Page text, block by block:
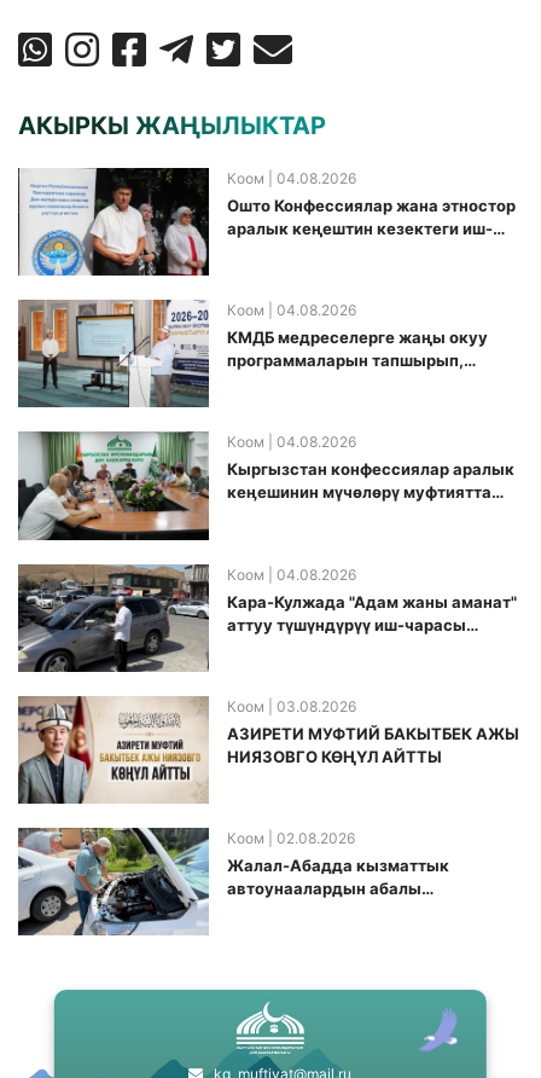
АКЫРКЫ ЖАҢЫЛЫКТАР
Коом | 04.08.2026
Ошто Конфессиялар жана этностор
аралык кеңештин кезектеги иш-
Коом | 04.08.2026
КМДБ медреселерге жаңы окуу
программаларын тапшырып,
Коом | 04.08.2026
Кыргызстан конфессиялар аралык
кеӊешинин мүчөлөрү муфтиятта
Коом | 04.08.2026
Кара-Кулжада "Адам жаны аманат"
аттуу түшүндүрүү иш-чарасы
Коом | 03.08.2026
АЗИРЕТИ МУФТИЙ БАКЫТБЕК АЖЫ
НИЯЗОВГО КӨҢҮЛ АЙТТЫ
Коом | 02.08.2026
Жалал-Абадда кызматтык
автоунаалардын абалы
kg_muftiyat@mail.ru